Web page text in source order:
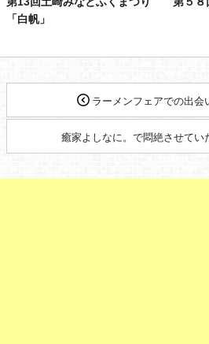
「白帆」
ラーメンフェアでの出会
癒家よしなに。で悶絶させてい